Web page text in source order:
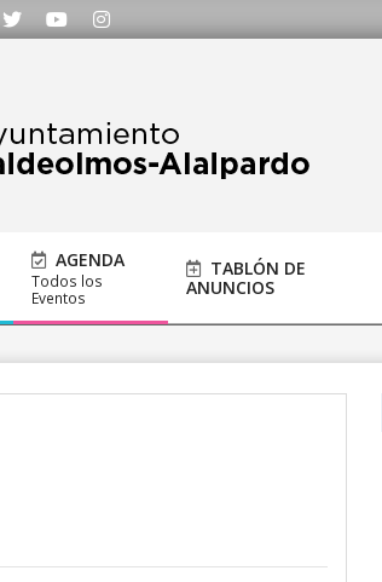
620 21 53 o escríbenos a ayuntamiento@alalpardo.org
AGENDA
Todos los
Eventos
TABLÓN DE
ANUNCIOS